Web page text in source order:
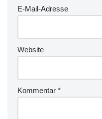
E-Mail-Adresse
Website
Kommentar *